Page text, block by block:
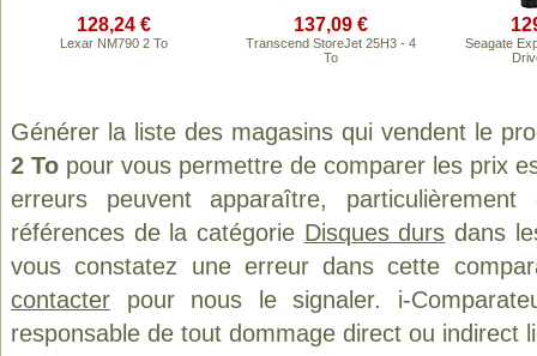
128,24 €
Lexar NM790 2 To
137,09 €
Transcend StoreJet 25H3 - 4
To
Seagate
Générer la liste des magasins qui vendent le
2 To pour vous permettre de comparer les prix
erreurs peuvent apparaître,
références de la catégorie Disques durs dans
vous constatez une erreur dans cette
contacter pour nous le signaler. i-
responsable de tout dommage direct ou indirect